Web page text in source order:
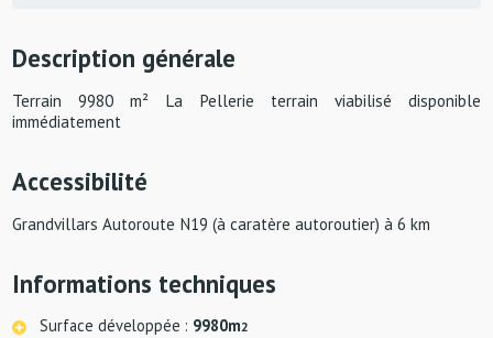
Description générale
Terrain 9980 m² La Pellerie terrain viabilisé disponible
immédiatement
Accessibilité
Grandvillars Autoroute N19 (à caratère autoroutier) à 6 km
Informations techniques
Surface développée : 9980m2